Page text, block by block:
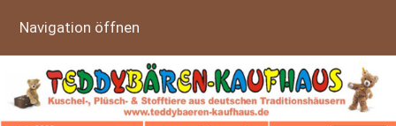
Navigation öffnen